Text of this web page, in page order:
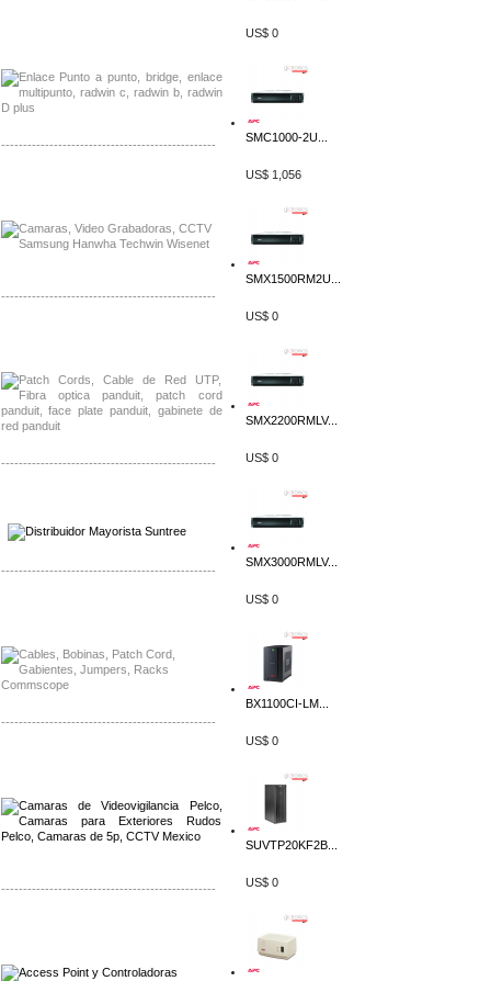
-------------------------------------------------
-------------------------------------------------
-------------------------------------------------
-------------------------------------------------
-------------------------------------------------
-------------------------------------------------
US$ 0
SMC1000-2U...
US$ 1,056
SMX1500RM2U...
US$ 0
SMX2200RMLV...
US$ 0
SMX3000RMLV...
US$ 0
BX1100CI-LM...
US$ 0
SUVTP20KF2B...
US$ 0